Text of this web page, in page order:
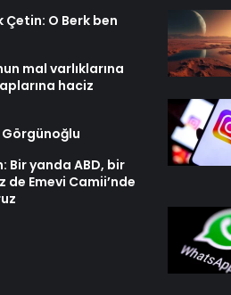
Çetin: O Berk ben
mal varlıklarına
haciz
Görgünoğlu
Bir yanda ABD, bir
de Emevi Camii’nde